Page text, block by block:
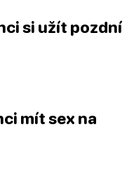
si užít pozdní
mít sex na